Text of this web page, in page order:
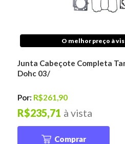
O melhor preço à
Junta Cabeçote Completa
Dohc 03/
Por: R$261,90
à vista
R$235,71
Comprar